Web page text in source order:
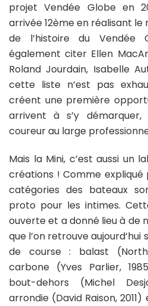
projet Vendée Globe en
arrivée 12èmeen réalisant le
de l’histoire du Vendée
également citer Ellen
Roland Jourdain, Isabelle
cette liste n’est pas
créent une première
arrivent à s’y démarquer,
coureur au large
Mais la Mini, c’est aussi un
créations ! Comme expliqué
catégories des bateaux
proto pour les intimes.
ouverte et a donné lieu à de
que l’on retrouve
de course : balast
carbone (Yves Parlier,
bout-dehors (Michel
arrondie (David Raison,